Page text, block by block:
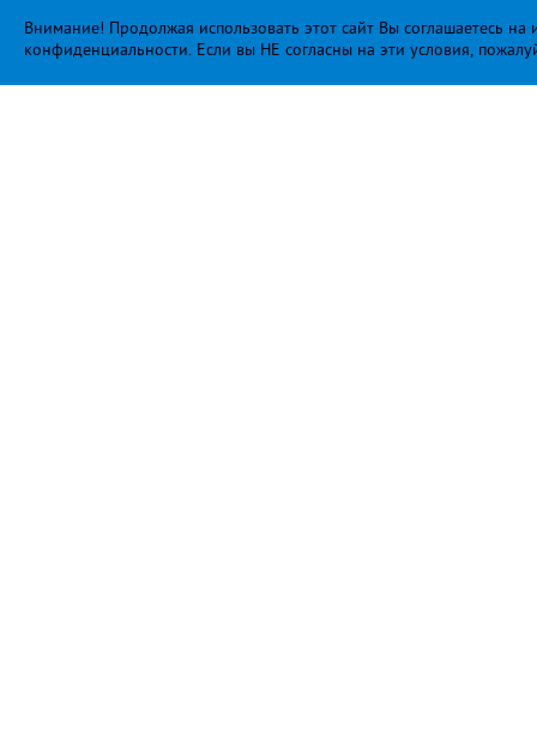
Внимание! Продолжая использовать этот сайт Вы соглашаетесь
конфиденциальности. Если вы НЕ согласны на эти условия,